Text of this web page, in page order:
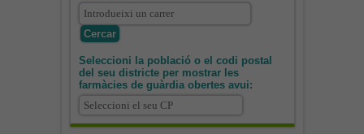
Seleccioni la població o el codi postal
del seu districte per mostrar les
farmàcies de guàrdia obertes avui: